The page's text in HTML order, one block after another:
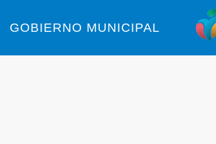
GOBIERNO MUNICIPAL